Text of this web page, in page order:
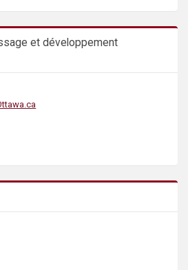
et développement